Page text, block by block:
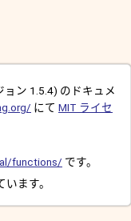
ン 1.5.4) のドキュメ
にて MIT ライセ
functions/ です。
ます。